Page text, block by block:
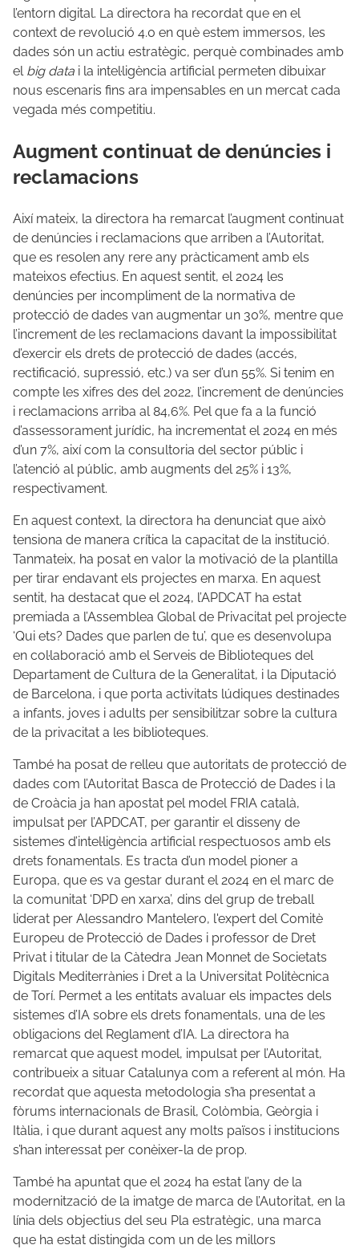
l’entorn digital. La directora ha recordat que en el
context de revolució 4.0 en què estem immersos, les
dades són un actiu estratègic, perquè combinades amb
el big data i la intel·ligència artificial permeten dibuixar
nous escenaris fins ara impensables en un mercat cada
vegada més competitiu.
Augment continuat de denúncies i
reclamacions
Així mateix, la directora ha remarcat l’augment continuat
de denúncies i reclamacions que arriben a l’Autoritat,
que es resolen any rere any pràcticament amb els
mateixos efectius. En aquest sentit, el 2024 les
denúncies per incompliment de la normativa de
protecció de dades van augmentar un 30%, mentre que
l’increment de les reclamacions davant la impossibilitat
d’exercir els drets de protecció de dades (accés,
rectificació, supressió, etc.) va ser d’un 55%. Si tenim en
compte les xifres des del 2022, l’increment de denúncies
i reclamacions arriba al 84,6%. Pel que fa a la funció
d’assessorament jurídic, ha incrementat el 2024 en més
d’un 7%, així com la consultoria del sector públic i
l’atenció al públic, amb augments del 25% i 13%,
respectivament.
En aquest context, la directora ha denunciat que això
tensiona de manera crítica la capacitat de la institució.
Tanmateix, ha posat en valor la motivació de la plantilla
per tirar endavant els projectes en marxa. En aquest
sentit, ha destacat que el 2024, l’APDCAT ha estat
premiada a l’Assemblea Global de Privacitat pel projecte
‘Qui ets? Dades que parlen de tu’, que es desenvolupa
en col·laboració amb el Serveis de Biblioteques del
Departament de Cultura de la Generalitat, i la Diputació
de Barcelona, i que porta activitats lúdiques destinades
a infants, joves i adults per sensibilitzar sobre la cultura
de la privacitat a les biblioteques.
També ha posat de relleu que autoritats de protecció de
dades com l’Autoritat Basca de Protecció de Dades i la
de Croàcia ja han apostat pel model FRIA català,
impulsat per l’APDCAT, per garantir el disseny de
sistemes d’intel·ligència artificial respectuosos amb els
drets fonamentals. Es tracta d’un model pioner a
Europa, que es va gestar durant el 2024 en el marc de
la comunitat ‘DPD en xarxa’, dins del grup de treball
liderat per Alessandro Mantelero, l'expert del Comitè
Europeu de Protecció de Dades i professor de Dret
Privat i titular de la Càtedra Jean Monnet de Societats
Digitals Mediterrànies i Dret a la Universitat Politècnica
de Torí. Permet a les entitats avaluar els impactes dels
sistemes d’IA sobre els drets fonamentals, una de les
obligacions del Reglament d’IA. La directora ha
remarcat que aquest model, impulsat per l’Autoritat,
contribueix a situar Catalunya com a referent al món. Ha
recordat que aquesta metodologia s’ha presentat a
fòrums internacionals de Brasil, Colòmbia, Geòrgia i
Itàlia, i que durant aquest any molts països i institucions
s’han interessat per conèixer-la de prop.
També ha apuntat que el 2024 ha estat l’any de la
modernització de la imatge de marca de l’Autoritat, en la
línia dels objectius del seu Pla estratègic, una marca
que ha estat distingida com un de les millors